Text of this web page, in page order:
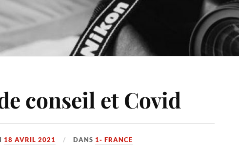
conseil et Covid
18 AVRIL 2021 DANS 1- FRANCE